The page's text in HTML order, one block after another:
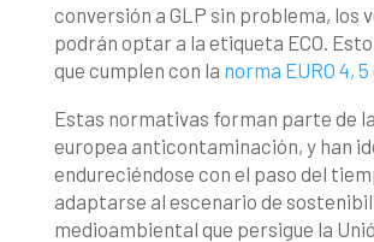
conversión a GLP sin problema, los
podrán optar a la etiqueta ECO.
que cumplen con la norma EURO 4, 5
Estas normativas forman parte de
europea anticontaminación, y han
endureciéndose con el paso del
adaptarse al escenario de
medioambiental que persigue la